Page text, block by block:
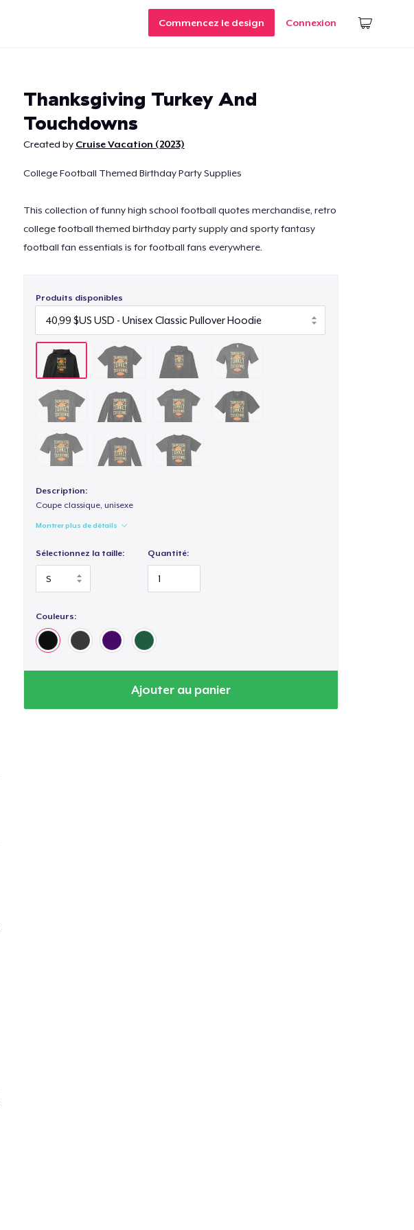
Commencez le design Connexion
Thanksgiving Turkey And
Touchdowns
Created by Cruise Vacation (2023)
College Football Themed Birthday Party Supplies
This collection of funny high school football quotes merchandise, retro
college football themed birthday party supply and sporty fantasy
football fan essentials is for football fans everywhere.
Produits disponibles
Description:
Coupe classique, unisexe
Montrer plus de détails
Sélectionnez la taille: Quantité:
Couleurs:
Ajouter au panier